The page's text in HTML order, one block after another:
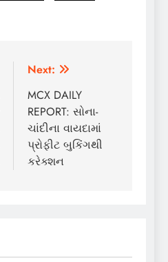
Next:
MCX DAILY
REPORT: સોના-
ચાંદીના વાયદામાં
પ્રોફીટ બુકિંગથી
કરેક્શન